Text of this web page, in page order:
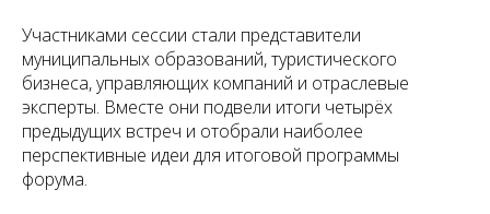
Участниками сессии стали представители
муниципальных образований, туристического
бизнеса, управляющих компаний и отраслевые
эксперты. Вместе они подвели итоги четырёх
предыдущих встреч и отобрали наиболее
перспективные идеи для итоговой программы
форума.